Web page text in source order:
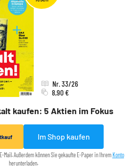
kaufen: 5 Aktien im Fokus
Nr. 33/26
8,90 €
Im Shop kaufen
Mail. Außerdem können Sie gekaufte E-Paper in Ihrem Konto
herunterladen.